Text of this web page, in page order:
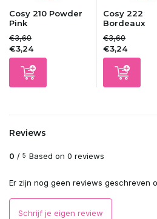
Cosy 210 Powder
Pink
€3,60
€3,24
Cosy 222
Bordeaux
€3,60
€3,24
Reviews
0 / 5 Based on 0 reviews
Er zijn nog geen reviews geschreven
Schrijf je eigen review